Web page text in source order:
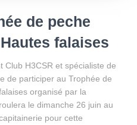
de peche
falaises
H3CSR et spécialiste de
de participer au Trophée de
organisé par la
le dimanche 26 juin au
pour cette